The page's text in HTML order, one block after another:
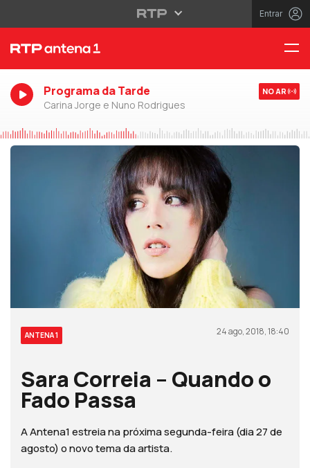
Entrar
Programa da Tarde
Carina Jorge e Nuno Rodrigues
NO AR
ANTENA 1 24 ago, 2018, 18:40
Sara Correia – Quando o
Fado Passa
A Antena1 estreia na próxima segunda-feira (dia 27 de
agosto) o novo tema da artista.